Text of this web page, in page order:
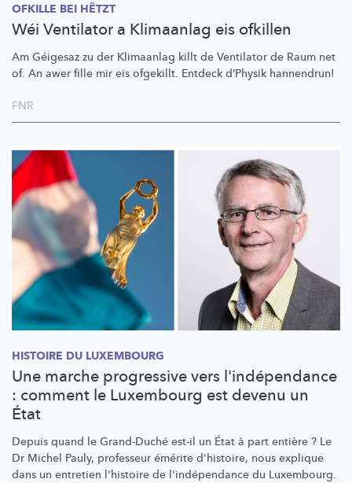
OFKILLE BEI HËTZT
Wéi Ventilator a Klimaanlag eis ofkillen
Am Géigesaz zu der Klimaanlag killt de Ventilator de Raum net
of. An awer fille mir eis ofgekillt. Entdeck d’Physik hannendrun!
FNR
HISTOIRE DU LUXEMBOURG
Une marche progressive vers l'indépendance
: comment le Luxembourg est devenu un
État
Depuis quand le Grand-Duché est-il un État à part entière ? Le
Dr Michel Pauly, professeur émérite d'histoire, nous explique
dans un entretien l'histoire de l'indépendance du Luxembourg.